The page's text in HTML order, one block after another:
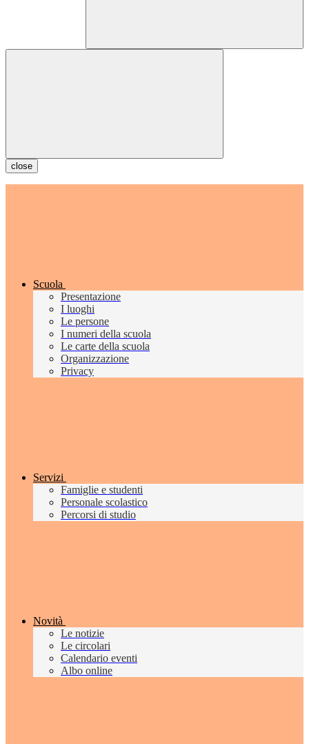
close
Scuola
Presentazione
I luoghi
Le persone
I numeri della scuola
Le carte della scuola
Organizzazione
Privacy
Servizi
Famiglie e studenti
Personale scolastico
Percorsi di studio
Novità
Le notizie
Le circolari
Calendario eventi
Albo online